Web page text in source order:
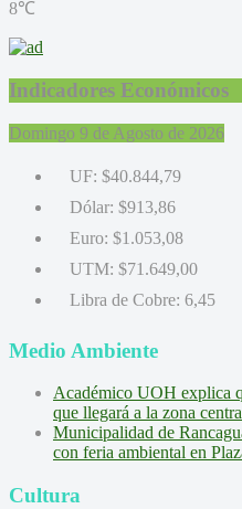
8℃
Indicadores Económicos
Domingo 9 de Agosto de 2026
UF: $40.844,79
Dólar: $913,86
Euro: $1.053,08
UTM: $71.649,00
Libra de Cobre: 6,45
Medio Ambiente
Académico UOH explica
que llegará a la zona
Municipalidad de
con feria ambiental en
Cultura